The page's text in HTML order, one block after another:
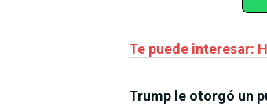
Te puede interesar:
Trump le otorgó un